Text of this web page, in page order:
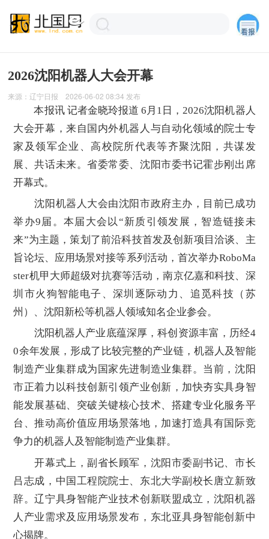
2026沈阳机器人大会开幕
来源：辽宁日报 2026-06-02 08:34 发布
本报讯 记者金晓玲报道 6月1日，2026沈阳机器人
大会开幕，来自国内外机器人与自动化领域的院士专
家及领军企业、高校院所代表等齐聚沈阳，共谋发
展、共话未来。省委常委、沈阳市委书记霍步刚出席
开幕式。
沈阳机器人大会由沈阳市政府主办，目前已成功
举办9届。本届大会以“新质引领发展，智造链接未
来”为主题，策划了前沿科技首发及创新项目洽谈、主
旨论坛、应用场景对接等系列活动，首次举办RoboMa
ster机甲大师超级对抗赛等活动，南京亿嘉和科技、深
圳市火狗智能电子、深圳逐际动力、追觅科技（苏
州）、沈阳新松等机器人领域知名企业参会。
沈阳机器人产业底蕴深厚，科创资源丰富，历经4
0余年发展，形成了比较完整的产业链，机器人及智能
制造产业集群成为国家先进制造业集群。当前，沈阳
市正着力以科技创新引领产业创新，加快夯实具身智
能发展基础、突破关键核心技术、搭建专业化服务平
台、推动高价值应用场景落地，加速打造具有国际竞
争力的机器人及智能制造产业集群。
开幕式上，副省长顾军，沈阳市委副书记、市长
吕志成，中国工程院院士、东北大学副校长唐立新致
辞。辽宁具身智能产业技术创新联盟成立，沈阳机器
人产业需求及应用场景发布，东北亚具身智能创新中
心揭牌。